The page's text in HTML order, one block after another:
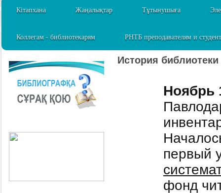
Кітапхана Жаңалықтар Тұтынушыға
Коллегам - библиотекарям РНТБ преподавателям и
История библиотеки
Ноябрь
первый
фонд